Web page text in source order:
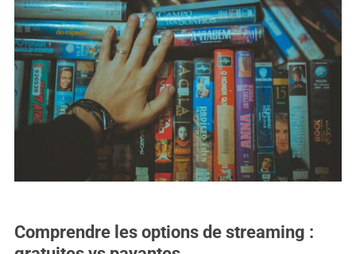
Comprendre les options de streaming :